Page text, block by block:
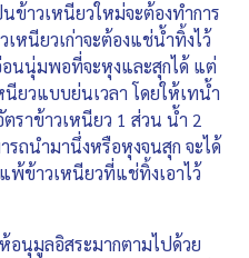
ข้าวเหนียวใหม่จะต้องทำการ
หนียวเก่าจะต้องแช่น้ำทิ้งไว้
นนุ่มพอที่จะหุงและสุกได้ แต่
ยวแบบย่นเวลา โดยให้เทน้ำ
ราข้าวเหนียว 1 ส่วน น้ำ 2
รถนำมานึ่งหรือหุงจนสุก จะได้
ข้าวเหนียวที่แช่ทิ้งเอาไว้
อนุมูลอิสระมากตามไปด้วย